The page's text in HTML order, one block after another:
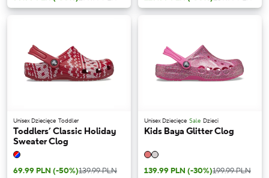
Unisex Dziecięce Toddler
Toddlers’ Classic Holiday
Sweater Clog
69.99 PLN (-50%)139.99 PLN
Unisex Dziecięce Sale Dzieci
Kids Baya Glitter Clog
139.99 PLN (-30%)199.99 PLN